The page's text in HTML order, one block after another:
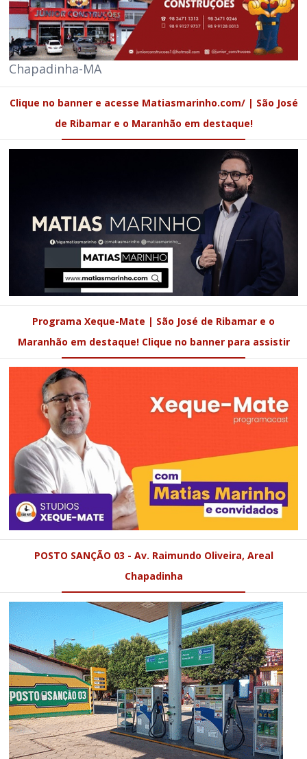
Chapadinha-MA
Clique no banner e acesse Matiasmarinho.com/ | São José
de Ribamar e o Maranhão em destaque!
Programa Xeque-Mate | São José de Ribamar e o
Maranhão em destaque! Clique no banner para assistir
POSTO SANÇÃO 03 - Av. Raimundo Oliveira, Areal
Chapadinha